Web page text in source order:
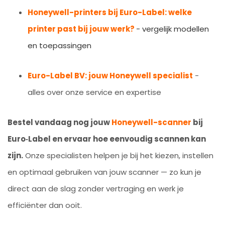
Honeywell-printers bij Euro-Label: welke
printer past bij jouw werk? - vergelijk modellen
en toepassingen
Euro-Label BV: jouw Honeywell specialist -
alles over onze service en expertise
Bestel vandaag nog jouwHoneywell-scanner bij
Euro‑Label en ervaar hoe eenvoudig scannen kan
zijn.Onze specialisten helpen je bij het kiezen, instellen
en optimaal gebruiken van jouw scanner — zo kun je
direct aan de slag zonder vertraging en werk je
efficiënter dan ooit.